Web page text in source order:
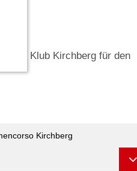
Ski Klub Kirchberg für den
Kirchberg